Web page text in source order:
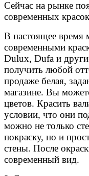
Сейчас на рынке
современных
В настоящее время
современными
Dulux, Dufa и
получить любой
продаже белая,
магазине. Вы
цветов. Красить
условии, что они
можно не только
покраску, но и
стены. После
современный вид.